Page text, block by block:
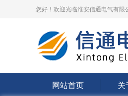
您好！欢迎光临淮安信通电气有限
网站首页 关